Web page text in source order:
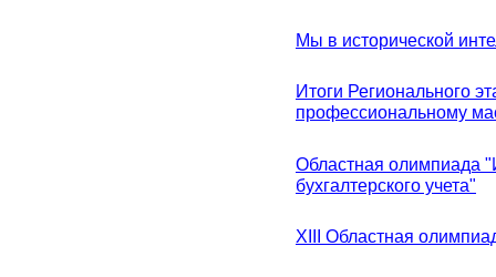
Мы в исторической
Итоги Регионального
профессиональному
Областная олимпиада
бухгалтерского учета"
XIII Областная